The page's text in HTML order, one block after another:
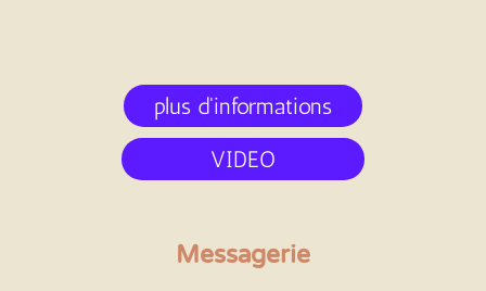
plus d'informations
VIDEO
Messagerie